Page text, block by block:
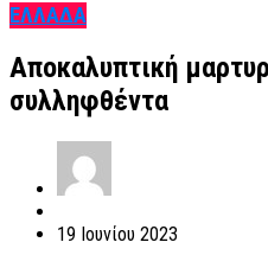
ΕΛΛΑΔΑ
Αποκαλυπτική
συλληφθέντα
19 Ιουνίου 2023